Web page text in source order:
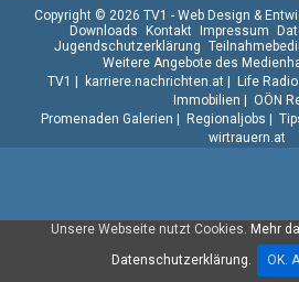
Unsere Webseite nutzt Cookies. Mehr
Datenschutzerklärung.
OK.
Copyright © 2026 TV1 - Web Design &
Downloads
Kontakt Impressum
Jugendschutzerklärung
Weitere Angebote des
TV1
karriere.nachrichten.at| Life Radio
Immobilien
OÖN
Promenaden Galerien
Regionaljobs
wirtrauern.at